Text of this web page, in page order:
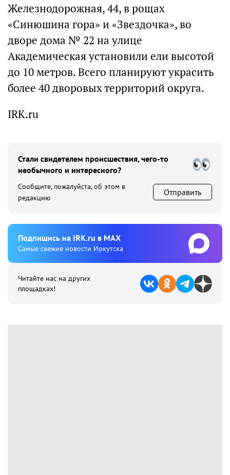
Железнодорожная, 44, в рощах
«Синюшина гора» и «Звездочка», во
дворе дома № 22 на улице
Академическая установили ели высотой
до 10 метров. Всего планируют украсить
более 40 дворовых территорий округа.
IRK.ru
Стали свидетелем происшествия, чего-то
необычного и интересного?
Сообщите, пожалуйста, об этом в
редакцию
Отправить
Подпишиcь на IRK.ru в MAX
Cамые свежие новости Иркутска
Читайте нас на других
площадках!